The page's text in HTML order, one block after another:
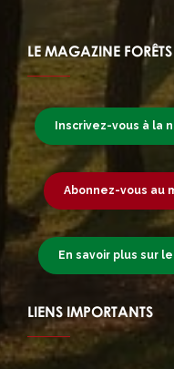
LE MAGAZINE
Inscrivez-vous à la
Abonnez-vous au
En savoir plus sur
LIENS IMPORTANTS